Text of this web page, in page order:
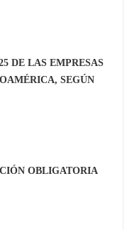
DE LAS EMPRESAS
SEGÚN
OBLIGATORIA